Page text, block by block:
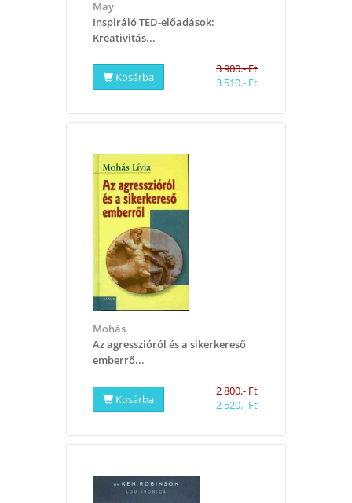
May
​Inspiráló TED-előadások:
Kreativitás...
Kosárba
3 900.- Ft
3 510.- Ft
Mohás
Az agresszióról és a sikerkereső
emberrő...
Kosárba
2 800.- Ft
2 520.- Ft